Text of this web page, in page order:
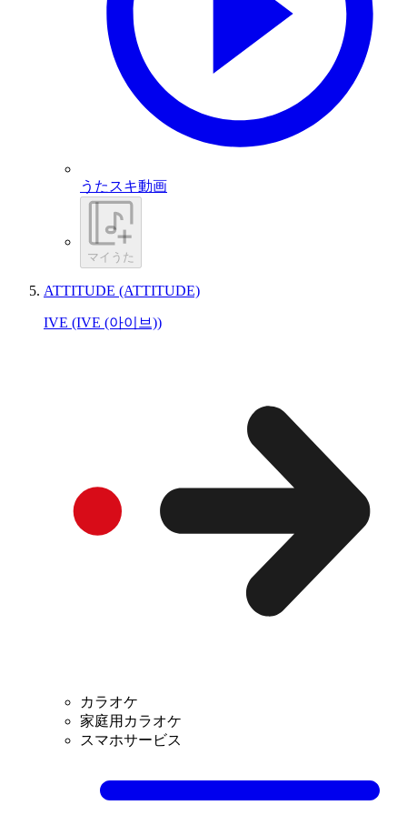
うたスキ動画
マイうた
ATTITUDE (ATTITUDE)
IVE (IVE (아이브))
カラオケ
家庭用カラオケ
スマホサービス